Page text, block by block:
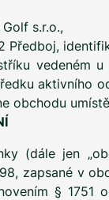
s.r.o.,
Předboj,
vedeném
aktivního
obchodu
(dále jen
zapsané v
§ 1751